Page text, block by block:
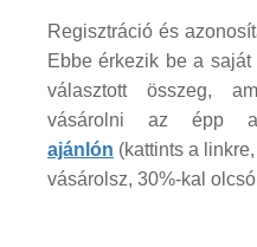
Regisztráció és
Ebbe érkezik be a
választott összeg,
vásárolni az épp
ajánlón (kattints a
vásárolsz, 30%-kal